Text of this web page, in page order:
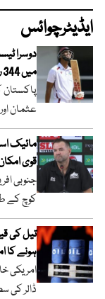
ایڈیٹرچوائس
دوسرا
میں 344 رنز پر آؤٹ
عثمان
مائیک
قوی
جنوبی
کوچ کے
تیل کی
ہونے کا
ڈالر کی